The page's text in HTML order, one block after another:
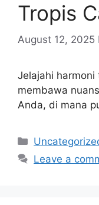
Tropis
August 12, 2025
Jelajahi harmoni
membawa
Anda, di mana
Categories
Leave a